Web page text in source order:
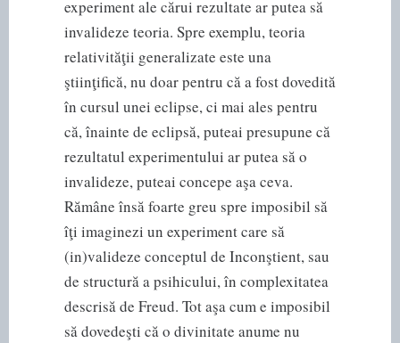
experiment ale cărui rezultate ar putea să
invalideze teoria. Spre exemplu, teoria
relativităţii generalizate este una
ştiinţifică, nu doar pentru că a fost dovedită
în cursul unei eclipse, ci mai ales pentru
că, înainte de eclipsă, puteai presupune că
rezultatul experimentului ar putea să o
invalideze, puteai concepe aşa ceva.
Rămâne însă foarte greu spre imposibil să
îţi imaginezi un experiment care să
(in)valideze conceptul de Inconştient, sau
de structură a psihicului, în complexitatea
descrisă de Freud. Tot aşa cum e imposibil
să dovedeşti că o divinitate anume nu